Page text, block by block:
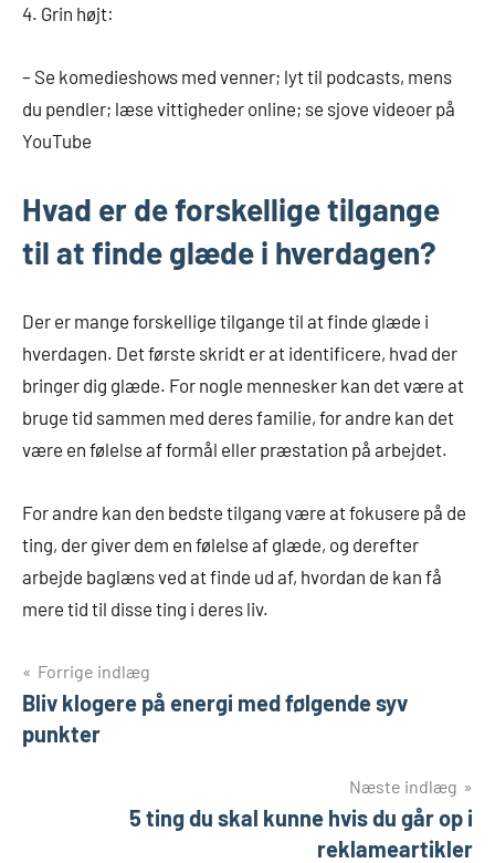
4. Grin højt:
– Se komedieshows med venner; lyt til podcasts, mens
du pendler; læse vittigheder online; se sjove videoer på
YouTube
Hvad er de forskellige tilgange
til at finde glæde i hverdagen?
Der er mange forskellige tilgange til at finde glæde i
hverdagen. Det første skridt er at identificere, hvad der
bringer dig glæde. For nogle mennesker kan det være at
bruge tid sammen med deres familie, for andre kan det
være en følelse af formål eller præstation på arbejdet.
For andre kan den bedste tilgang være at fokusere på de
ting, der giver dem en følelse af glæde, og derefter
arbejde baglæns ved at finde ud af, hvordan de kan få
mere tid til disse ting i deres liv.
Indlægsnavigation
Forrige indlæg
Bliv klogere på energi med følgende syv
punkter
Næste indlæg
5 ting du skal kunne hvis du går op i
reklameartikler